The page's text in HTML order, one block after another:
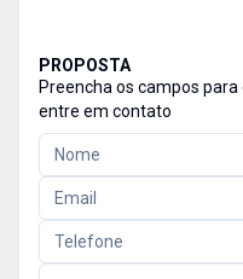
PROPOSTA
Preencha os campos
entre em contato